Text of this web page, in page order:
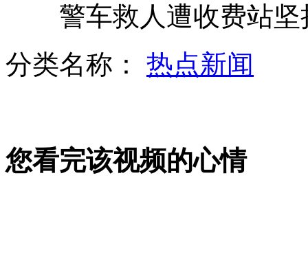
吴红波宣誓就任联合国副秘书长
监拍男子试戴金项链后夺门逃窜
警车救人遭收费站坚
分类名称： 热点新闻
您看完该视频的心情